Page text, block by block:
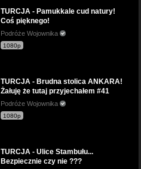
TURCJA - Pamukkale cud natury!
Coś pięknego!
Podróże Wojownika
1080p
TURCJA - Brudna stolica ANKARA!
Żałuję że tutaj przyjechałem #41
Podróże Wojownika
1080p
TURCJA - Ulice Stambułu...
Bezpiecznie czy nie ???